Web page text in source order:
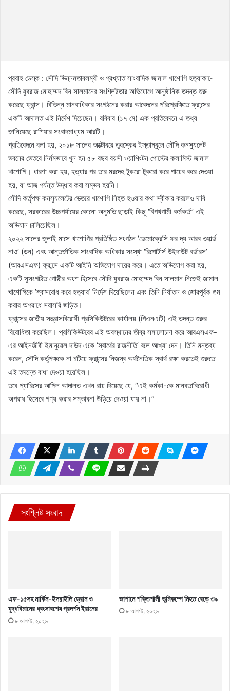
প্রবাহ ডেস্ক : সৌদি ভিন্নমতাবলম্বী ও প্রখ্যাত সাংবাদিক জামাল খাশোগি হত্যাকা-ে
সৌদি যুবরাজ মোহাম্মদ বিন সালমানের সংশ্লিষ্টতার অভিযোগে আনুষ্ঠানিক তদন্ত শুরু
করেছে ফ্রান্স। বিভিন্ন মানবাধিকার সংগঠনের করার আবেদনের পরিপ্রেক্ষিতে ফ্রান্সের
একটি আদালত এই নির্দেশ দিয়েছেন। রবিবার (১৭ মে) এক প্রতিবেদনে এ তথ্য
জানিয়েছে রাশিয়ার সংবাদমাধ্যম আরটি।
প্রতিবেদনে বলা হয়, ২০১৮ সালের অক্টোবরে তুরস্কের ইস্তাম্বুলে সৌদি কনস্যুলেট
ভবনের ভেতরে নির্মমভাবে খুন হন ৫৮ বছর বয়সী ওয়াশিংটন পোস্টের কলামিস্ট জামাল
খাশোগি। ধারণা করা হয়, হত্যার পর তার মরদেহ টুকরো টুকরো করে গায়েব করে দেওয়া
হয়, যা আজ পর্যন্ত উদ্ধার করা সম্ভব হয়নি।
সৌদি কর্তৃপক্ষ কনস্যুলেটের ভেতরে খাশোগি নিহত হওয়ার কথা স্বীকার করলেও দাবি
করেছে, সরকারের উচ্চপর্যায়ের কোনো অনুমতি ছাড়াই কিছু ‘বিপথগামী কর্মকর্তা’ এই
অভিযান চালিয়েছিল।
২০২২ সালের জুলাই মাসে খাশোগির প্রতিষ্ঠিত সংগঠন ‘ডেমোক্রেসি ফর দ্য আরব ওয়ার্ল্ড
নাও’ (ডন) এবং আন্তর্জাতিক সাংবাদিক অধিকার সংস্থা ‘রিপোর্টার্স উইদাউট বর্ডারস’
(আরএসএফ) ফ্রান্সে একটি আইনি অভিযোগ দায়ের করে। এতে অভিযোগ করা হয়,
একটি সুসংগঠিত গোষ্ঠীর অংশ হিসেবে সৌদি যুবরাজ মোহাম্মদ বিন সালমান নিজেই জামাল
খাশোগিকে ‘শ্বাসরোধ করে হত্যার’ নির্দেশ দিয়েছিলেন এবং তিনি নির্যাতন ও জোরপূর্বক গুম
করার অপরাধে সরাসরি জড়িত।
ফ্রান্সের জাতীয় সন্ত্রাসবিরোধী প্রসিকিউটরের কার্যালয় (পিএনএটি) এই তদন্ত শুরুর
বিরোধিতা করেছিল। প্রসিকিউটরের এই অবস্থানের তীব্র সমালোচনা করে আরএসএফ-
এর আইনজীবী ইমানুয়েল দাউদ একে ‘স্বার্থের রাজনীতি’ বলে আখ্যা দেন। তিনি মন্তব্য
করেন, সৌদি কর্তৃপক্ষকে না চটিয়ে ফ্রান্সের নিজস্ব অর্থনৈতিক স্বার্থ রক্ষা করতেই শুরুতে
এই তদন্তে বাধা দেওয়া হয়েছিল।
তবে প্যারিসের আপিল আদালত এখন রায় দিয়েছে যে, “এই কর্মকা-কে মানবতাবিরোধী
অপরাধ হিসেবে গণ্য করার সম্ভাবনা উড়িয়ে দেওয়া যায় না।”
সংশ্লিষ্ট সংবাদ
এফ-১৫সহ মার্কিন-ইসরাইলি ড্রোন ও
যুদ্ধবিমানের ধ্বংসাবশেষ প্রদর্শন ইরানের
৮ আগস্ট, ২০২৬
জাপানে শক্তিশালী ভূমিকম্পে নিহত বেড়ে ৩৯
৮ আগস্ট, ২০২৬